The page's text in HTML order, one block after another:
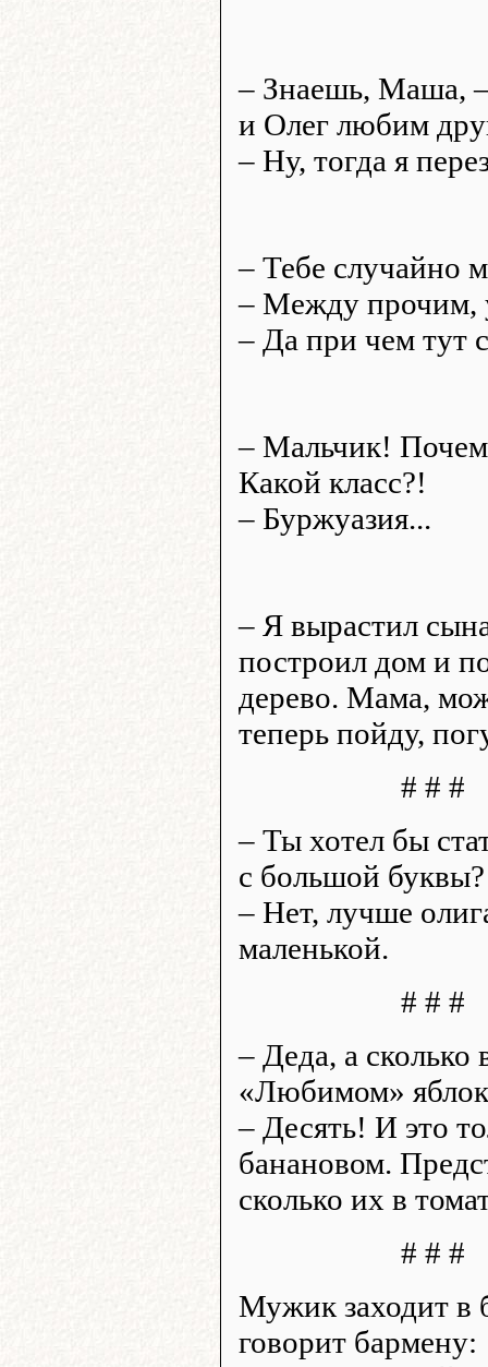
– Знаешь, Маша, –
и Олег любим
– Ну, тогда я
– Тебе случайно
– Между прочим,
– Да при чем тут
– Мальчик!
Какой класс?!
– Буржуазия...
– Я вырастил
построил дом и
дерево. Мама,
теперь пойду,
# # #
– Ты хотел бы
с большой буквы?
– Нет, лучше
маленькой.
# # #
– Деда, а сколько
«Любимом»
– Десять! И это
банановом.
сколько их в
# # #
Мужик заходит в
говорит бармену: